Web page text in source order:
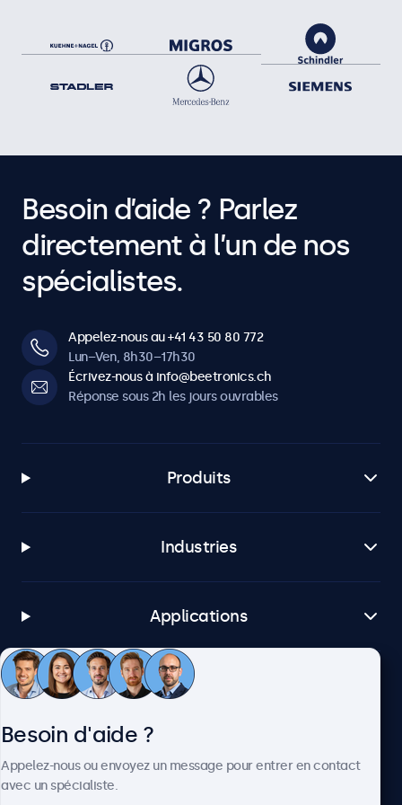
Compatibilité
Compatible avec
15VG7M, 15HD7M, 15SDI7M, 17HD7M, 17VG7M, 19HD7M,
13TS7M, 15TS7, 15TSV7M, 15TS7M, 15HB9M/U1, 17TSV7M,
17TS7M, 17HB9M/U1, 19TSV7M, 19TS7M, 19HB9M
Besoin d’aide ? Parlez
directement à l’un de nos
spécialistes.
Appelez-nous au +41 43 50 80 772
Lun–Ven, 8h30–17h30
Écrivez-nous à info@beetronics.ch
Réponse sous 2h les jours ouvrables
Produits
Industries
Applications
Service client
Besoin d'aide ?
Appelez-nous ou envoyez un message pour entrer en contact
avec un spécialiste.